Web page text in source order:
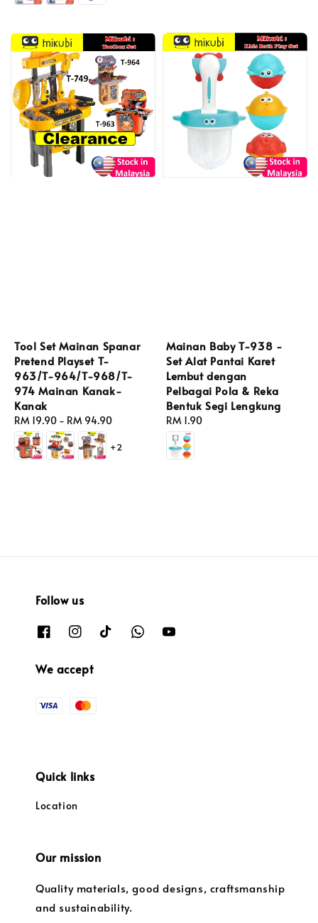
Tool Set Mainan Spanar
Pretend Playset T-
963/T-964/T-968/T-
974 Mainan Kanak-
Kanak
Regular
price
RM 19.90 - RM 94.90
+2
Mainan Baby T-938 -
Set Alat Pantai Karet
Lembut dengan
Pelbagai Pola & Reka
Bentuk Segi Lengkung
Regular
price
RM 1.90
Follow us
We accept
Quick links
Location
Our mission
Quality materials, good designs, craftsmanship
and sustainability.